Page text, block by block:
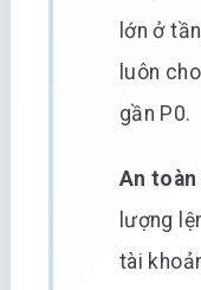
lớn ở
luôn
gần P0.
An
lượng
tài